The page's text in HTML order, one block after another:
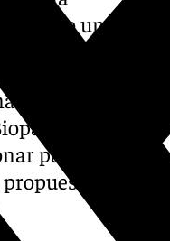
como un
para